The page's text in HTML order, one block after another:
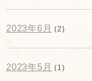
2023年6月 (2)
2023年5月 (1)